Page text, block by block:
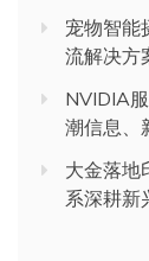
宠物智能
流解决方
NVIDIA
潮信息、
大金落地
系深耕新